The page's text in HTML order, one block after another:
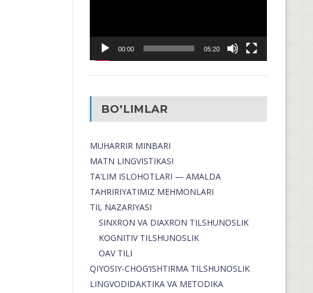
00:00 05:20
BO’LIMLAR
MUHARRIR MINBARI
MATN LINGVISTIKASI
TA’LIM ISLOHOTLARI — AMALDA
TAHRIRIYATIMIZ MEHMONLARI
TIL NAZARIYASI
SINXRON VA DIAXRON TILSHUNOSLIK
KOGNITIV TILSHUNOSLIK
OAV TILI
QIYOSIY-CHOG‘ISHTIRMA TILSHUNOSLIK
LINGVODIDAKTIKA VA METODIKA